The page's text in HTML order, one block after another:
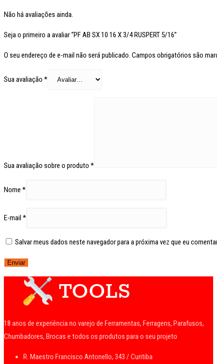
Não há avaliações ainda.
Seja o primeiro a avaliar “PF AB SX 10 16 X 3/4 RUSPERT 5/16”
O seu endereço de e-mail não será publicado. Campos obrigatórios são
Sua avaliação *
Sua avaliação sobre o produto *
Nome *
E-mail *
Salvar meus dados neste navegador para a próxima vez que eu
18 anos de experiência no varejo de Ferramentas, Ferragens, Parafusos,
Chumbadores, Brocas e todos os produtos para o seu projeto
R. Maestro Francisco Antonello, 343 / Curitiba